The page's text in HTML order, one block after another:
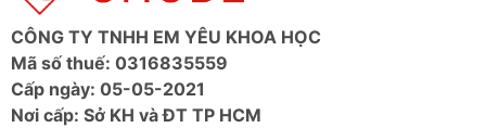
cứng
Cổng
nguồn
phụ
Micro USB (để cấp nguồn bổ sung
cho thiết bị tiêu thụ điện cao)
CÔNG TY TNHH EM YÊU KHOA HỌC
Mã số thuế: 0316835559
Cấp ngày: 05-05-2021
Nơi cấp: Sở KH và ĐT TP HCM